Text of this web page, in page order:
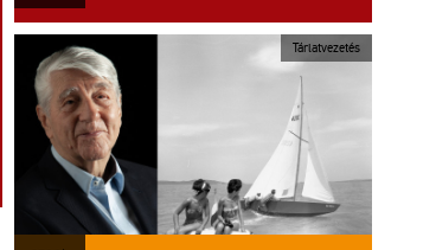
Tárlatvezetés